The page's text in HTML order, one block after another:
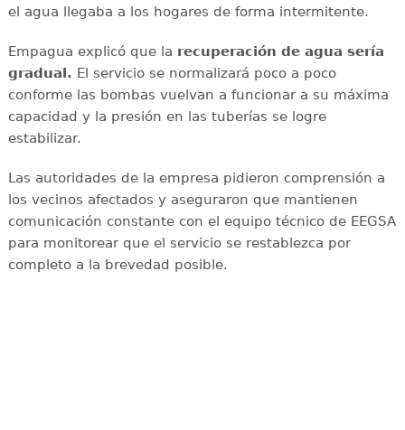
el agua llegaba a los hogares de forma intermitente.
Empagua explicó que la recuperación de agua sería
gradual. El servicio se normalizará poco a poco
conforme las bombas vuelvan a funcionar a su máxima
capacidad y la presión en las tuberías se logre
estabilizar.
Las autoridades de la empresa pidieron comprensión a
los vecinos afectados y aseguraron que mantienen
comunicación constante con el equipo técnico de EEGSA
para monitorear que el servicio se restablezca por
completo a la brevedad posible.